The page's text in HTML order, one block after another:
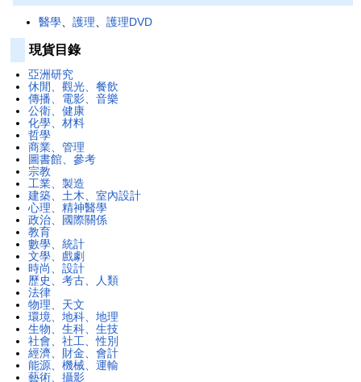
醫學 、護理 、護理DVD
現貨目錄
亞洲研究
休閒、觀光、餐飲
傳播、電影、音樂
公衛、健康
化學、材料
哲學
商業、管理
圖書館、參考
宗教
工業、製造
建築、土木、室內設計
心理、精神醫學
政治、國際關係
教育
數學、統計
文學、戲劇
時尚、設計
歷史、考古、人類
法律
物理、天文
環境、地科、地理
生物、生科、生技
社會、社工、性別
經濟、財金、會計
能源、機械、運輸
藝術、攝影